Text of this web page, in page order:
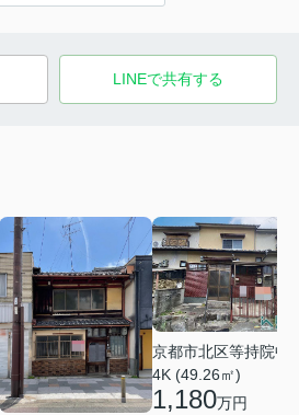
LINEで共有する
京都市北区等持院中
4K (49.26㎡)
1,180万円